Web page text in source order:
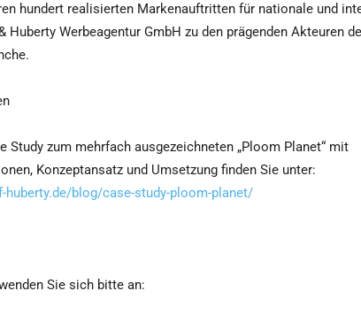
hundert realisierten Markenauftritten für nationale und
Huberty Werbeagentur GmbH zu den prägenden Akteuren
Study zum mehrfach ausgezeichneten „Ploom Planet“ mit
Konzeptansatz und Umsetzung finden Sie unter:
huberty.de/blog/case-study-ploom-planet/
Sie sich bitte an: